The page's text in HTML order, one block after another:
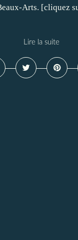
Arts. [cliquez
Lire la suite